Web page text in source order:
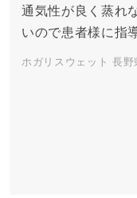
通気性が良く蒸れ
いので患者様に指
ホガリスウェット 長